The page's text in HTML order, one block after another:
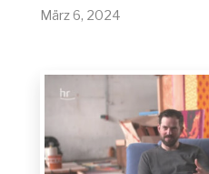
März 6, 2024